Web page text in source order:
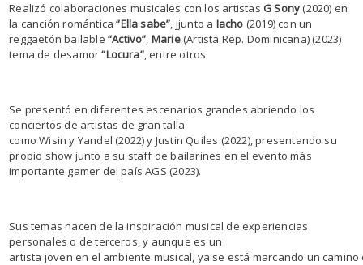
Realizó colaboraciones musicales con los artistas G Sony (2020) en
la canción romántica“Ella sabe”, jjunto a Iacho (2019) con un
reggaetón bailable “Activo”, Marie(Artista Rep. Dominicana) (2023)
tema de desamor“Locura”, entre otros.
Se presentó en diferentes escenarios grandes abriendo los
conciertos de artistas de gran talla
como Wisin y Yandel (2022) y Justin Quiles (2022), presentando su
propio show junto a su staff de bailarines en el evento más
importante gamer del país AGS (2023).
Sus temas nacen de la inspiración musical de experiencias
personales o de terceros, y aunque es un
artista joven en el ambiente musical, ya se está marcando un